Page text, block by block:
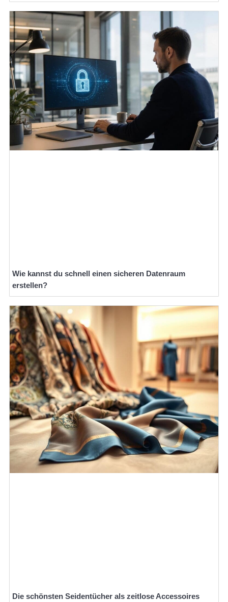
Wie kannst du schnell einen sicheren Datenraum
erstellen?
Die schönsten Seidentücher als zeitlose Accessoires